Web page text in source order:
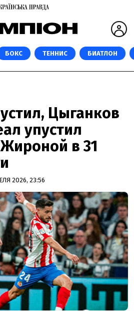
БОКС ТЕННИС БИАТЛОН
Цыганков
упустил
в 31
2026, 23:56